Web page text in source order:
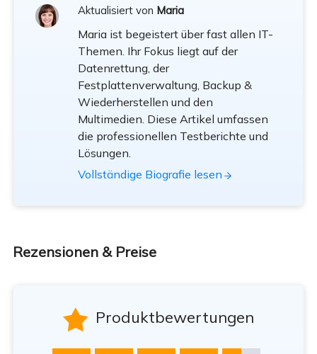
Aktualisiert von Maria
Maria ist begeistert über fast allen IT-
Themen. Ihr Fokus liegt auf der
Datenrettung, der
Festplattenverwaltung, Backup &
Wiederherstellen und den
Multimedien. Diese Artikel umfassen
die professionellen Testberichte und
Lösungen.
Vollständige Biografie lesen
Rezensionen & Preise
 Produktbewertungen